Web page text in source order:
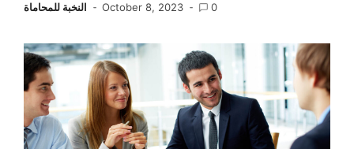
النخبة للمحاماة October 8, 2023 0